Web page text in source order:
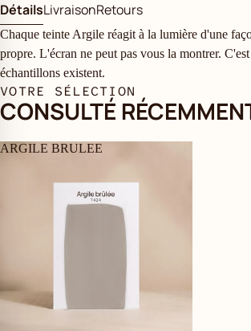
DétailsLivraisonRetours
Chaque teinte Argile réagit à la lumière d'une
propre. L'écran ne peut pas vous la montrer.
échantillons existent.
VOTRE SÉLECTION
CONSULTÉ
ARGILE BRULEE